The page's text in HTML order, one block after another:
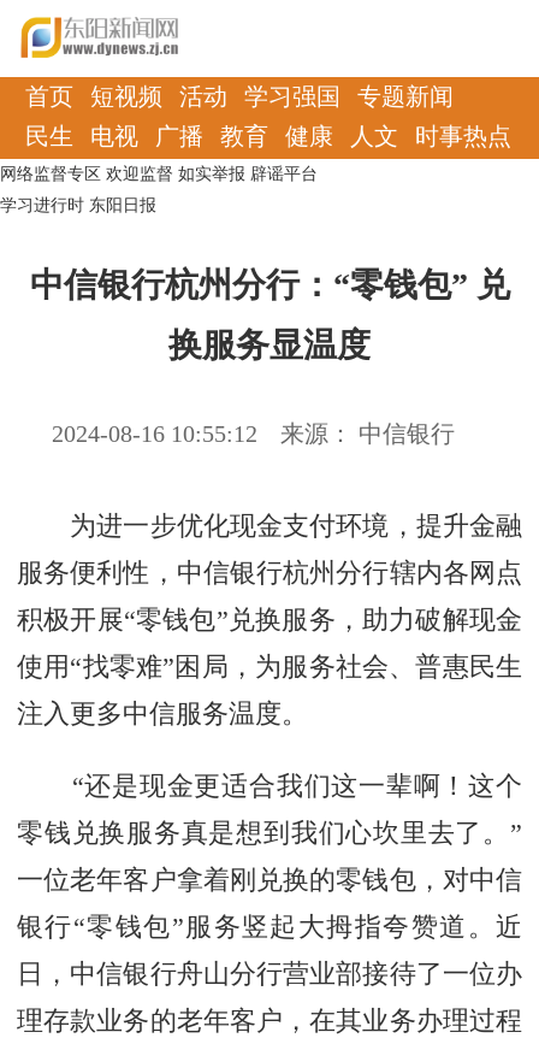
首页 短视频 活动 学习强国
专题新闻
民生
电视 广播 教育 健康 人文 时事热点
网络监督专区 欢迎监督 如实举报 辟谣平台
学习进行时 东阳日报
中信银行杭州分行：“零钱包” 兑
换服务显温度
2024-08-16 10:55:12 来源： 中信银行
为进一步优化现金支付环境，提升金融
服务便利性，中信银行杭州分行辖内各网点
积极开展“零钱包”兑换服务，助力破解现金
使用“找零难”困局，为服务社会、普惠民生
注入更多中信服务温度。
“还是现金更适合我们这一辈啊！这个
零钱兑换服务真是想到我们心坎里去了。”
一位老年客户拿着刚兑换的零钱包，对中信
银行“零钱包”服务竖起大拇指夸赞道。近
日，中信银行舟山分行营业部接待了一位办
理存款业务的老年客户，在其业务办理过程